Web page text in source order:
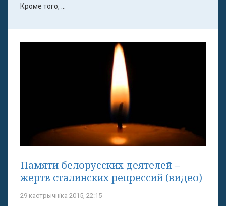
Кроме того, ...
Памяти белорусских деятелей –
жертв сталинских репрессий (видео)
29 кастрычніка 2015, 22:15